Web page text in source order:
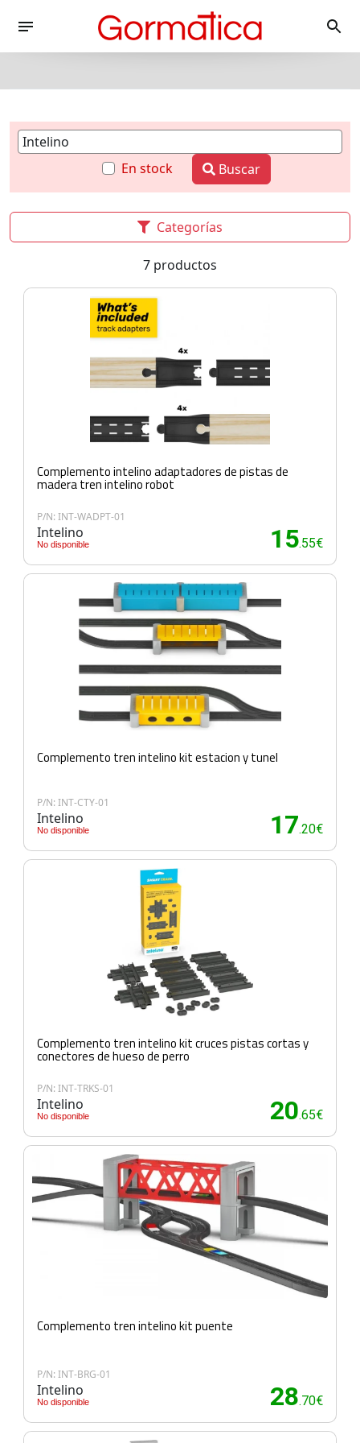
En stock Buscar
Categorías
7 productos
Complemento intelino adaptadores de pistas de
madera tren intelino robot
P/N: INT-WADPT-01
Intelino
No disponible 15.55€
Complemento tren intelino kit estacion y tunel
P/N: INT-CTY-01
Intelino
No disponible 17.20€
Complemento tren intelino kit cruces pistas cortas y
conectores de hueso de perro
P/N: INT-TRKS-01
Intelino
No disponible 20.65€
Complemento tren intelino kit puente
P/N: INT-BRG-01
Intelino
No disponible 28.70€